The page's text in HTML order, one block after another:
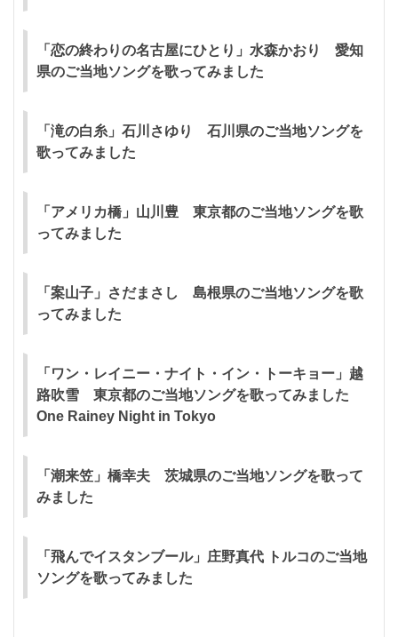
「恋の終わりの名古屋にひとり」水森かおり 愛知
県のご当地ソングを歌ってみました
「滝の白糸」石川さゆり 石川県のご当地ソングを
歌ってみました
「アメリカ橋」山川豊 東京都のご当地ソングを歌
ってみました
「案山子」さだまさし 島根県のご当地ソングを歌
ってみました
「ワン・レイニー・ナイト・イン・トーキョー」越
路吹雪 東京都のご当地ソングを歌ってみました
One Rainey Night in Tokyo
「潮来笠」橋幸夫 茨城県のご当地ソングを歌って
みました
「飛んでイスタンブール」庄野真代 トルコのご当地
ソングを歌ってみました